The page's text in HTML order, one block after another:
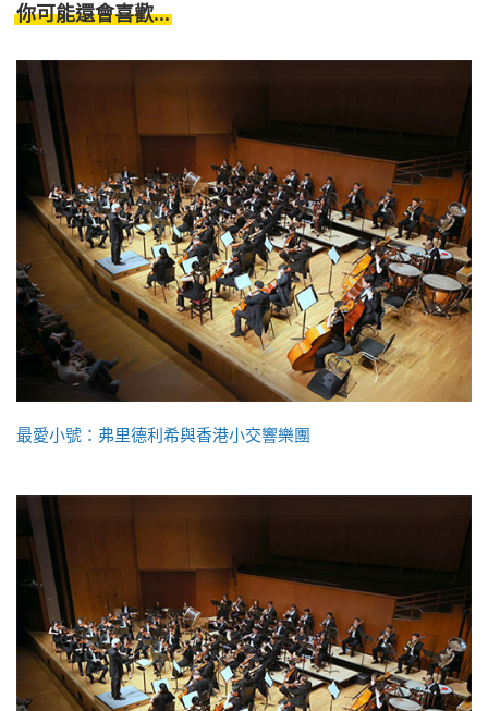
你可能還會喜歡...
最愛小號：弗里德利希與香港小交響樂團